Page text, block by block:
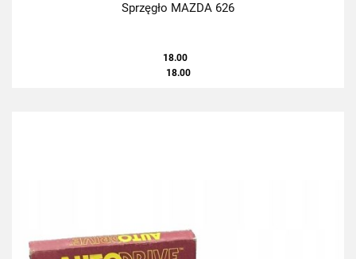
Sprzęgło MAZDA 626
18.00
18.00